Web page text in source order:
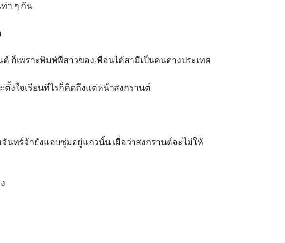
า ๆ กัน
ก็เพราะพิมพ์พี่สาวของเพื่อนได้สามีเป็นคนต่างประเทศ
งใจเรียนทีไรก็คิดถึงแต่หน้าสงกรานต์
นทร์จ้ายังแอบซุ่มอยู่แถวนั้น เผื่อว่าสงกรานต์จะไม่ให้